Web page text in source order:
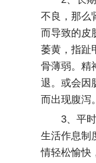
不良，那么
而导致的皮
萎黄，指趾
骨薄弱。精
退。或会因
而出现腹泻。
3、平
生活作息制
情轻松愉快